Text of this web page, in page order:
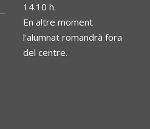
14.10 h.
En altre moment
l'alumnat romandrà fora
del centre.